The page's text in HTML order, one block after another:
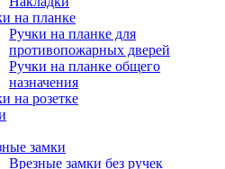
на планке
Ручки на планке для
противопожарных дверей
Ручки на планке общего
назначения
на розетке
замки
Врезные замки без ручек